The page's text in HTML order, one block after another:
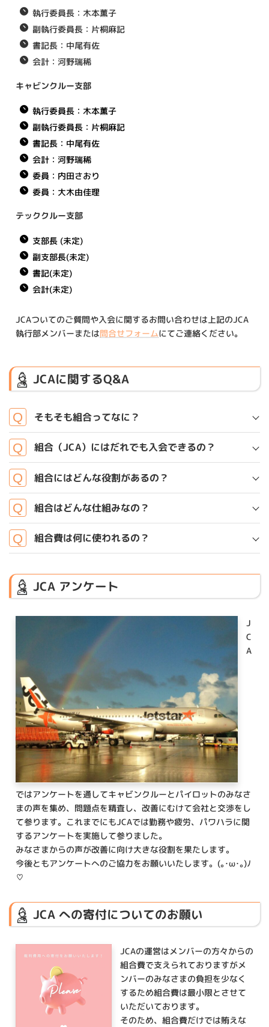
執行委員長：木本薫子
副執行委員長：片桐麻記
書記長：中尾有佐
会計：河野瑞稀
キャビンクルー支部
執行委員長：木本薫子
副執行委員長：片桐麻記
書記長：中尾有佐
会計：河野瑞稀
委員：内田さおり
委員：大木由佳理
テッククルー支部
支部長 (未定)
副支部長(未定)
書記(未定)
会計(未定)
JCAついてのご質問や入会に関するお問い合わせは上記のJCA
執行部メンバーまたは問合せフォームにてご連絡ください。
JCAに関するQ&A
そもそも組合ってなに？
組合（JCA）にはだれでも入会できるの？
入会届はコチラ
組合にはどんな役割があるの？
組合はどんな仕組みなの？
組合費は何に使われるの？
JCA アンケート
J
C
A
ではアンケートを通してキャビンクルーとパイロットのみなさ
まの声を集め、問題点を精査し、改善にむけて会社と交渉をし
て参ります。これまでにもJCAでは勤務や疲労、パワハラに関
するアンケートを実施して参りました。
みなさまからの声が改善に向け大きな役割を果たします。
今後ともアンケートへのご協力をお願いいたします。(｡･ω･｡)ﾉ
♡
JCA への寄付についてのお願い
JCAの運営はメンバーの方々からの
組合費で支えられておりますがメ
ンバーのみなさまの負担を少なく
するため組合費は最小限とさせて
いただいております。
そのため、組合費だけでは賄えな